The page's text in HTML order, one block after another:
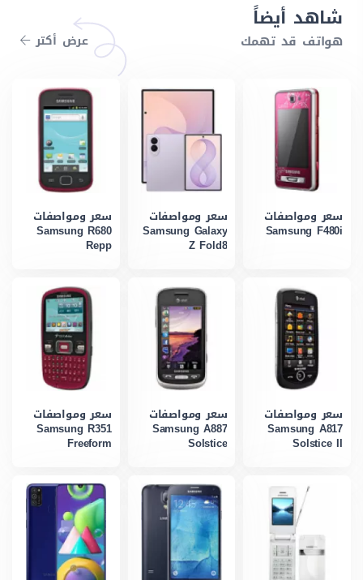
شاهد أيضاً
هواتف قد تهمك عرض أكتر
سعر ومواصفات
Samsung F480i
سعر ومواصفات
Samsung Galaxy
Z Fold8
سعر ومواصفات
Samsung R680
Repp
سعر ومواصفات
Samsung A817
Solstice II
سعر ومواصفات
Samsung A887
Solstice
سعر ومواصفات
Samsung R351
Freeform